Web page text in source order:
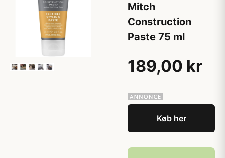
Mitch
Construction
Paste 75 ml
189,00 kr
Køb her